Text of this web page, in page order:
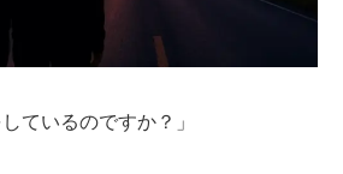
ているのですか？」